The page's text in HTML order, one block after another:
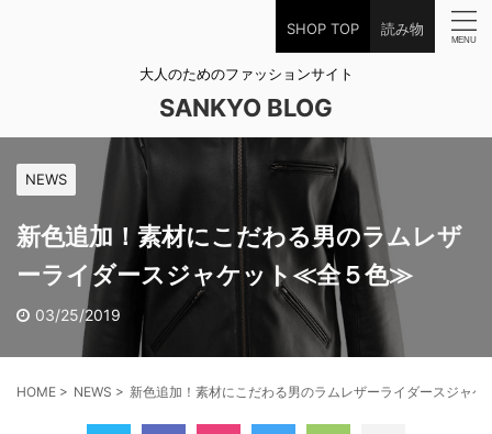
SHOP TOP 読み物
大人のためのファッションサイト
SANKYO BLOG
NEWS
新色追加！素材にこだわる男のラムレザ
ーライダースジャケット≪全５色≫
03/25/2019
HOME > NEWS > 新色追加！素材にこだわる男のラムレザーライダースジャ